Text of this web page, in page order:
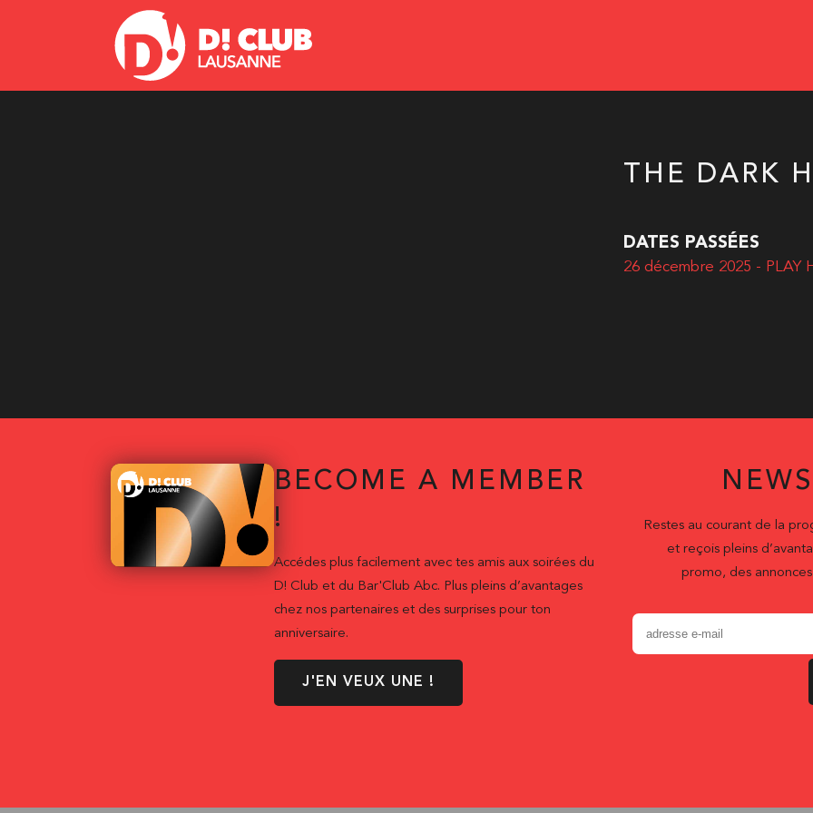
THE DARK
DATES PASSÉES
26 décembre 2025 - PLAY
BECOME A MEMBER
!
Accédes plus facilement avec tes amis aux soirées du
D! Club et du Bar'Club Abc. Plus pleins d’avantages
chez nos partenaires et des surprises pour ton
anniversaire.
J'EN VEUX UNE !
Restes au courant de la
et reçois pleins
promo, des